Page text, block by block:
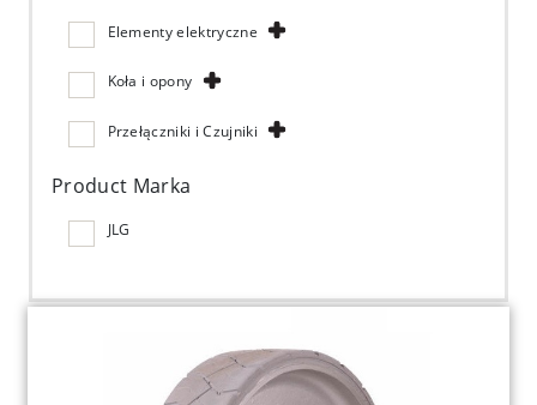
Elementy elektryczne
Koła i opony
Przełączniki i Czujniki
Product Marka
JLG